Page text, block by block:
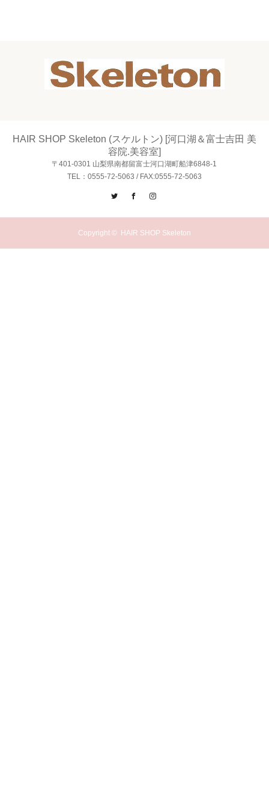
HAIR SHOP Skeleton (スケルトン) [河口湖＆富士吉田 美
容院.美容室]
〒401-0301 山梨県南都留富士河口湖町船津6848-1
TEL：0555-72-5063 / FAX:0555-72-5063
Twitter
Facebook
Copyright © HAIR SHOP Skeleton